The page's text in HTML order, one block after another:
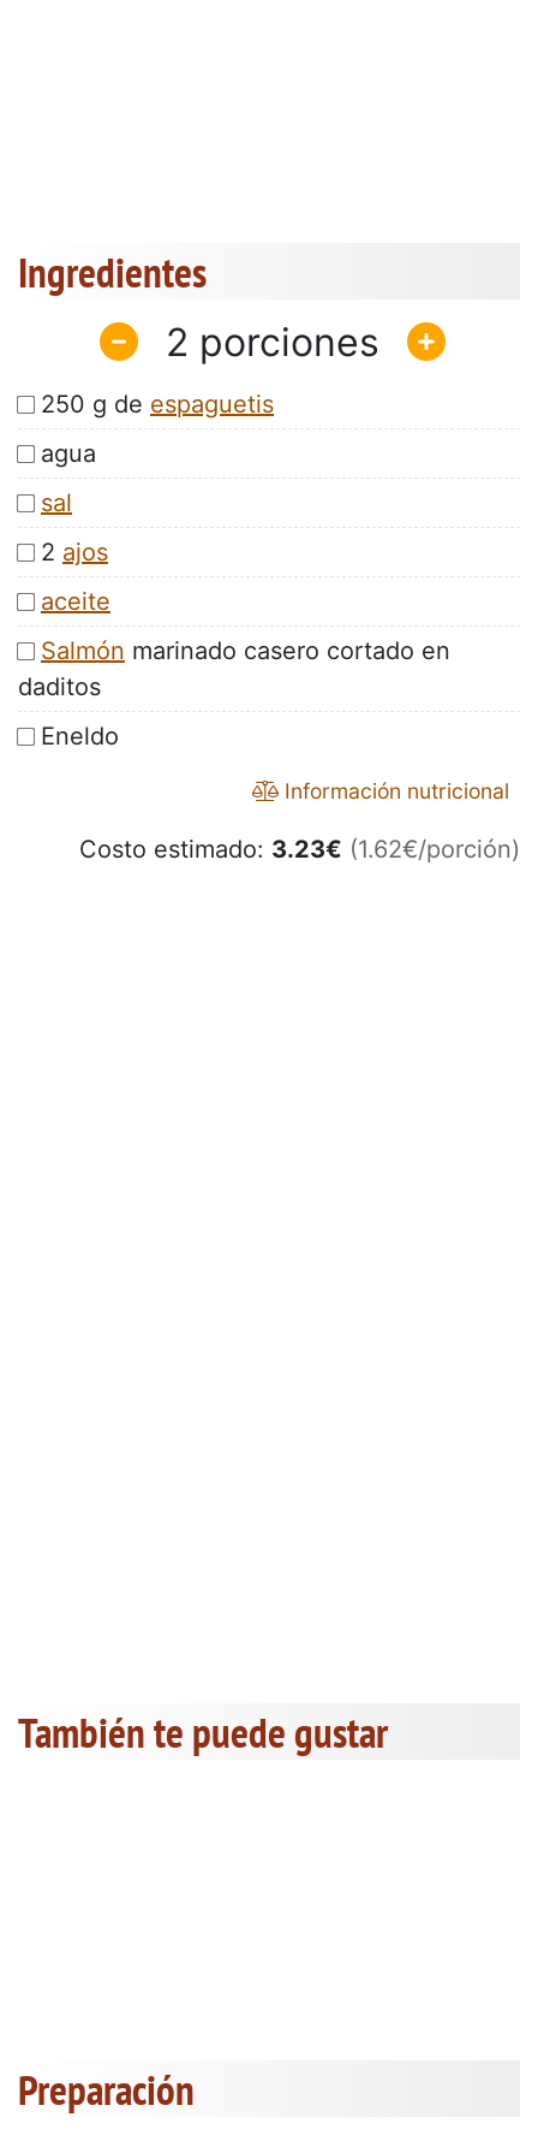
Ingredientes
2
250 g de espaguetis
agua
sal
2 ajos
aceite
Salmón marinado casero cortado en
daditos
Eneldo
Información nutricional
Costo estimado: 3.23€ (1.62€/porción)
También te puede gustar
Preparación